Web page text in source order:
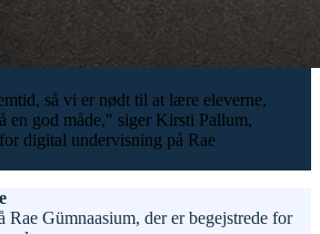
så vi er nødt til at lære eleverne,
en god måde," siger Kirsti Pallum,
digital undervisning på Rae
Rae Gümnaasium, der er begejstrede for